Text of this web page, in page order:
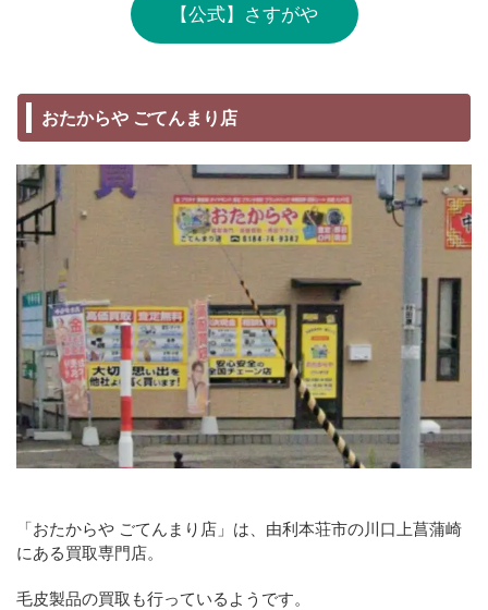
【公式】さすがや
おたからや ごてんまり店
「おたからや ごてんまり店」は、由利本荘市の川口上菖蒲崎
にある買取専門店。
毛皮製品の買取も行っているようです。